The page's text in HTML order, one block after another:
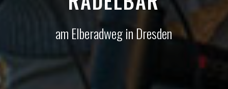
am Elberadweg in Dresden